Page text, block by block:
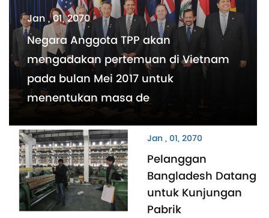
Jan , 01, 2070
Negara Anggota TPP akan
mengadakan pertemuan di Vietnam
pada bulan Mei 2017 untuk
menentukan masa de
Jan , 01, 2070
Pelanggan
Bangladesh Datang
untuk Kunjungan
Pabrik